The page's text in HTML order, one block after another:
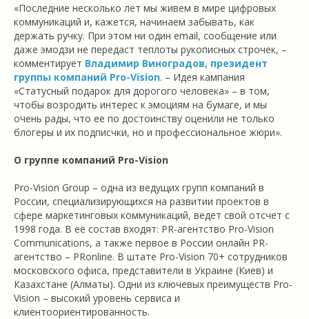
«Последние несколько лет мы живем в мире цифровых
коммуникаций и, кажется, начинаем забывать, как
держать ручку. При этом ни один email, сообщение или
даже эмодзи не передаст теплоты рукописных строчек, –
комментирует Владимир Виноградов, президент
группы компаний Pro-Vision. – Идея кампания
«Статусный подарок для дорогого человека» – в том,
чтобы возродить интерес к эмоциям на бумаге, и мы
очень рады, что ее по достоинству оценили не только
блогеры и их подписчки, но и профессиональное жюри».
О группе компаний Pro-Vision
Pro-Vision Group – одна из ведущих групп компаний в
России, специализирующихся на развитии проектов в
сфере маркетинговых коммуникаций, ведет свой отсчет с
1998 года. В её состав входят: PR-агентство Pro-Vision
Communications, а также первое в России онлайн PR-
агентство – PRonline. В штате Pro-Vision 70+ сотрудников
московского офиса, представители в Украине (Киев) и
Казахстане (Алматы). Одни из ключевых преимуществ Pro-
Vision – высокий уровень сервиса и
клиентоориентированность.